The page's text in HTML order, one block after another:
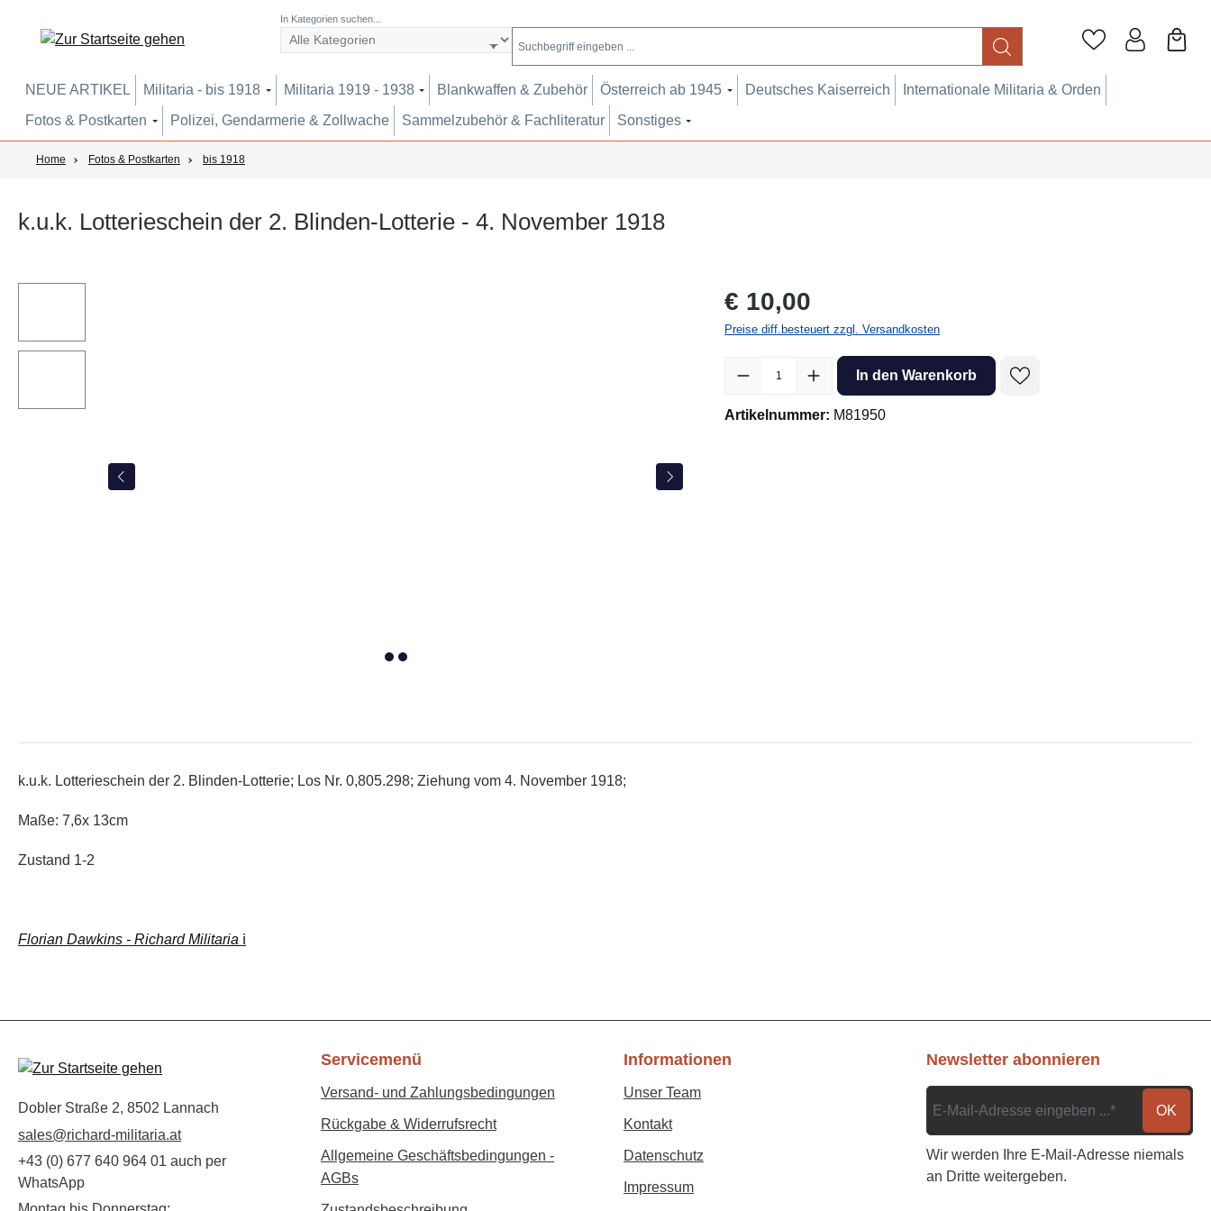
In Kategorien suchen...
NEUE ARTIKEL Militaria - bis 1918 Militaria 1919 - 1938 Blankwaffen & Zubehör Österreich ab 1945 Deutsches Kaiserreich
Internationale Militaria & Orden
Fotos & Postkarten
Polizei, Gendarmerie & Zollwache Sammelzubehör & Fachliteratur Sonstiges
Home Fotos & Postkarten bis 1918
k.u.k. Lotterieschein der 2. Blinden-Lotterie - 4. November 1918
Regulärer Preis:
€ 10,00
Preise diff.besteuert zzgl. Versandkosten
Produkt Anzahl: Gib den gewünschten Wert ein oder benutze die Schaltflächen
In den Warenkorb
Artikelnummer: M81950
k.u.k. Lotterieschein der 2. Blinden-Lotterie; Los Nr. 0,805.298; Ziehung vom 4. November 1918;
Maße: 7,6x 13cm
Zustand 1-2
Florian Dawkins - Richard Militaria ℹ️
Dobler Straße 2, 8502 Lannach
sales@richard-militaria.at
+43 (0) 677 640 964 01 auch per
WhatsApp
Servicemenü
Versand- und Zahlungsbedingungen
Rückgabe & Widerrufsrecht
Allgemeine Geschäftsbedingungen -
AGBs
Informationen
Unser Team
Kontakt
Datenschutz
Impressum
Newsletter abonnieren
OK
Wir werden Ihre E-Mail-Adresse niemals
an Dritte weitergeben.